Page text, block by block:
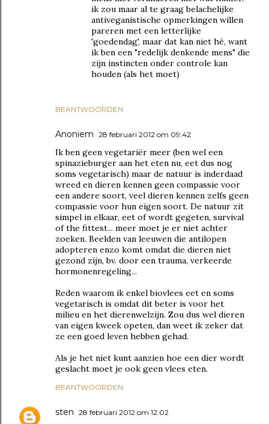
BEANTWOORDEN
ik zou maar al te graag belachelijke
antiveganistische opmerkingen willen
pareren met een letterlijke
'goedendag', maar dat kan niet hè, want
ik ben een "redelijk denkende mens" die
zijn instincten onder controle kan
houden (als het moet)
Anoniem 28 februari 2012 om 09:42
Ik ben geen vegetariër meer (ben wel een
spinazieburger aan het eten nu, eet dus nog
soms vegetarisch) maar de natuur is inderdaad
wreed en dieren kennen geen compassie voor
een andere soort, veel dieren kennen zelfs geen
compassie voor hun eigen soort. De natuur zit
simpel in elkaar, eet of wordt gegeten, survival
of the fittest... meer moet je er niet achter
zoeken. Beelden van leeuwen die antilopen
adopteren enzo komt omdat die dieren niet
gezond zijn, bv. door een trauma, verkeerde
hormonenregeling...
Reden waarom ik enkel biovlees eet en soms
vegetarisch is omdat dit beter is voor het
milieu en het dierenwelzijn. Zou dus wel dieren
van eigen kweek opeten, dan weet ik zeker dat
ze een goed leven hebben gehad.
Als je het niet kunt aanzien hoe een dier wordt
geslacht moet je ook geen vlees eten.
BEANTWOORDEN
sten 28 februari 2012 om 12:02